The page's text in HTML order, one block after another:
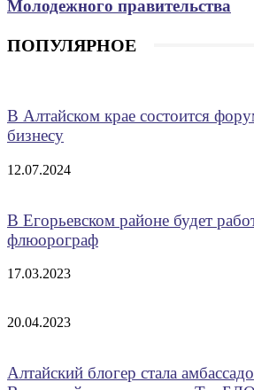
Молодежного правительства
ПОПУЛЯРНОЕ
В Алтайском крае состоится
бизнесу
12.07.2024
В Егорьевском районе будет
флюорограф
17.03.2023
20.04.2023
Алтайский блогер стала